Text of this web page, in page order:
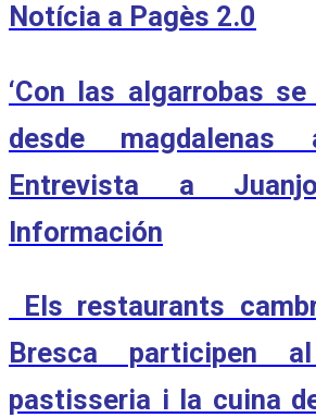
Notícia a Pagès 2.0
‘Con las algarrobas
desde magdalenas
Entrevista a
Información
Els restaurants
Bresca participen
pastisseria i la cuina